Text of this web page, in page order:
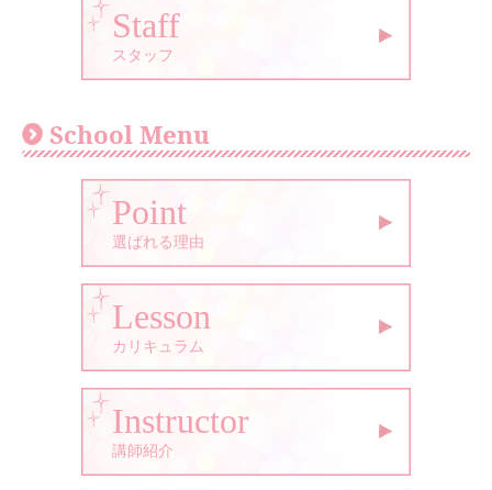
Staff
スタッフ
School Menu
Point
選ばれる理由
Lesson
カリキュラム
Instructor
講師紹介